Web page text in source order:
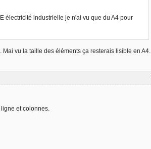
électricité industrielle je n'ai vu que du A4 pour
vu la taille des éléments ça resterais lisible en A4.
et colonnes.